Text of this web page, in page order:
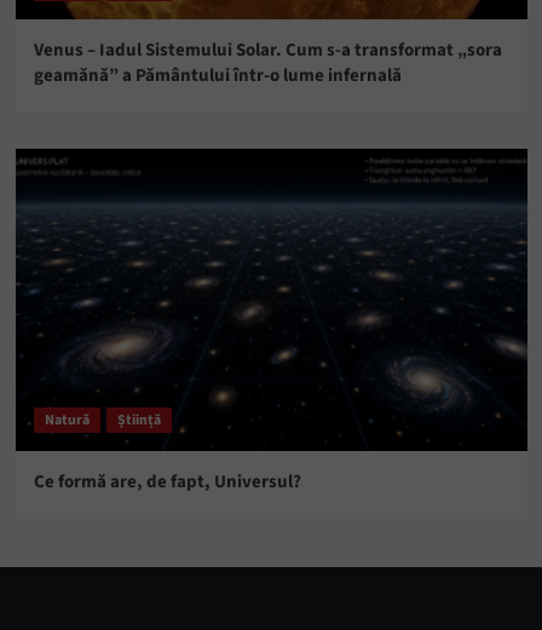
Venus – Iadul Sistemului Solar. Cum s-a transformat „sora
geamănă” a Pământului într-o lume infernală
Natură Știință
Ce formă are, de fapt, Universul?